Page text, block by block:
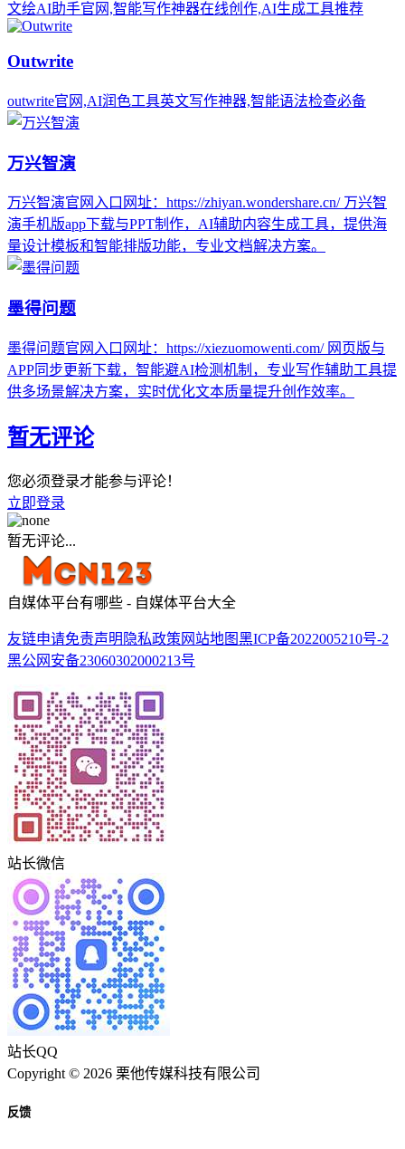
文绘AI助手官网,智能写作神器在线创作,AI生成工具推荐
Outwrite
outwrite官网,AI润色工具英文写作神器,智能语法检查必备
万兴智演
万兴智演官网入口网址：https://zhiyan.wondershare.cn/ 万兴智
演手机版app下载与PPT制作，AI辅助内容生成工具，提供海
量设计模板和智能排版功能，专业文档解决方案。
墨得问题
墨得问题官网入口网址：https://xiezuomowenti.com/ 网页版与
APP同步更新下载，智能避AI检测机制，专业写作辅助工具提
供多场景解决方案，实时优化文本质量提升创作效率。
暂无评论
您必须登录才能参与评论！
立即登录
暂无评论...
自媒体平台有哪些 - 自媒体平台大全
友链申请免责声明 隐私政策 网站地图黑ICP备2022005210号-2
黑公网安备23060302000213号
站长微信
站长QQ
Copyright © 2026 栗他传媒科技有限公司
反馈